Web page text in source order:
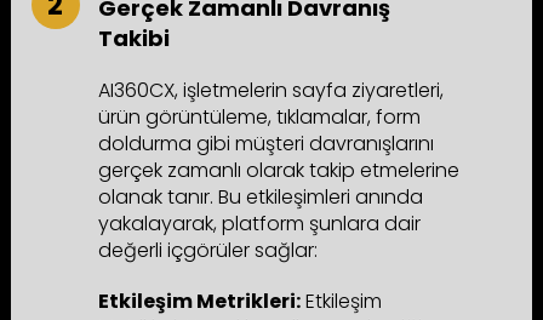
Gerçek Zamanlı Davranış
Takibi
AI360CX, işletmelerin sayfa ziyaretleri,
ürün görüntüleme, tıklamalar, form
doldurma gibi müşteri davranışlarını
gerçek zamanlı olarak takip etmelerine
olanak tanır. Bu etkileşimleri anında
yakalayarak, platform şunlara dair
değerli içgörüler sağlar:
Etkileşim Metrikleri:Etkileşim